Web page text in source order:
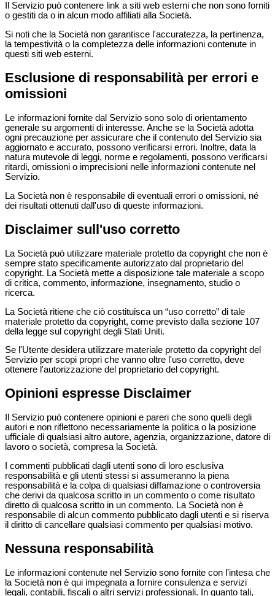
Il Servizio può contenere link a siti web esterni che non sono forniti
o gestiti da o in alcun modo affiliati alla Società.
Si noti che la Società non garantisce l'accuratezza, la pertinenza,
la tempestività o la completezza delle informazioni contenute in
questi siti web esterni.
Esclusione di responsabilità per errori e
omissioni
Le informazioni fornite dal Servizio sono solo di orientamento
generale su argomenti di interesse. Anche se la Società adotta
ogni precauzione per assicurare che il contenuto del Servizio sia
aggiornato e accurato, possono verificarsi errori. Inoltre, data la
natura mutevole di leggi, norme e regolamenti, possono verificarsi
ritardi, omissioni o imprecisioni nelle informazioni contenute nel
Servizio.
La Società non è responsabile di eventuali errori o omissioni, né
dei risultati ottenuti dall'uso di queste informazioni.
Disclaimer sull'uso corretto
La Società può utilizzare materiale protetto da copyright che non è
sempre stato specificamente autorizzato dal proprietario del
copyright. La Società mette a disposizione tale materiale a scopo
di critica, commento, informazione, insegnamento, studio o
ricerca.
La Società ritiene che ciò costituisca un “uso corretto” di tale
materiale protetto da copyright, come previsto dalla sezione 107
della legge sul copyright degli Stati Uniti.
Se l'Utente desidera utilizzare materiale protetto da copyright del
Servizio per scopi propri che vanno oltre l'uso corretto, deve
ottenere l'autorizzazione del proprietario del copyright.
Opinioni espresse Disclaimer
Il Servizio può contenere opinioni e pareri che sono quelli degli
autori e non riflettono necessariamente la politica o la posizione
ufficiale di qualsiasi altro autore, agenzia, organizzazione, datore di
lavoro o società, compresa la Società.
I commenti pubblicati dagli utenti sono di loro esclusiva
responsabilità e gli utenti stessi si assumeranno la piena
responsabilità e la colpa di qualsiasi diffamazione o controversia
che derivi da qualcosa scritto in un commento o come risultato
diretto di qualcosa scritto in un commento. La Società non è
responsabile di alcun commento pubblicato dagli utenti e si riserva
il diritto di cancellare qualsiasi commento per qualsiasi motivo.
Nessuna responsabilità
Le informazioni contenute nel Servizio sono fornite con l'intesa che
la Società non è qui impegnata a fornire consulenza e servizi
legali, contabili, fiscali o altri servizi professionali. In quanto tali,